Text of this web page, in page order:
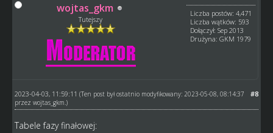
wojtas_gkm
Tutejszy
Liczba postów: 4,471
Liczba wątków: 593
Dołączył: Sep 2013
Drużyna: GKM 1979
#8
2023-04-03, 11:59:11 (Ten post był ostatnio modyfikowany: 2023-05-08, 08:14:37
przez wojtas_gkm.)
Tabele fazy finałowej: